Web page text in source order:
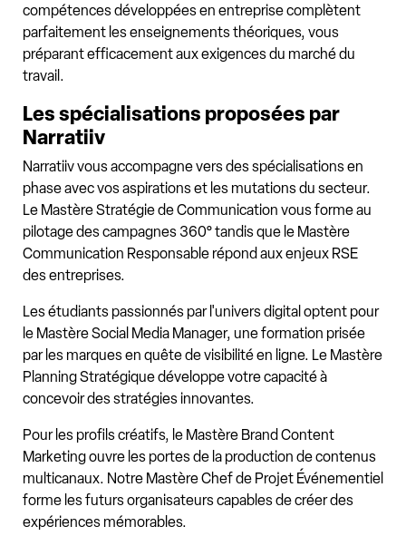
compétences développées en entreprise complètent
parfaitement les enseignements théoriques, vous
préparant efficacement aux exigences du marché du
travail.
Les spécialisations proposées par
Narratiiv
Narratiiv vous accompagne vers des spécialisations en
phase avec vos aspirations et les mutations du secteur.
Le Mastère Stratégie de Communication vous forme au
pilotage des campagnes 360° tandis que le Mastère
Communication Responsable répond aux enjeux RSE
des entreprises.
Les étudiants passionnés par l'univers digital optent pour
le Mastère Social Media Manager, une formation prisée
par les marques en quête de visibilité en ligne. Le Mastère
Planning Stratégique développe votre capacité à
concevoir des stratégies innovantes.
Pour les profils créatifs, le Mastère Brand Content
Marketing ouvre les portes de la production de contenus
multicanaux. Notre Mastère Chef de Projet Événementiel
forme les futurs organisateurs capables de créer des
expériences mémorables.